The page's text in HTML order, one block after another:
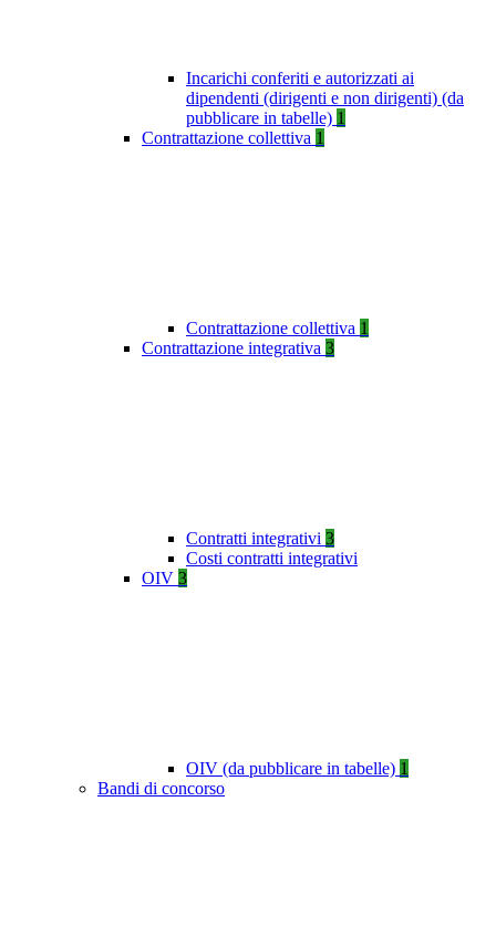
Incarichi conferiti e autorizzati ai
dipendenti (dirigenti e non dirigenti) (da
pubblicare in tabelle) 1
Contrattazione collettiva 1
Contrattazione collettiva 1
Contrattazione integrativa 3
Contratti integrativi 3
Costi contratti integrativi
OIV 3
OIV (da pubblicare in tabelle) 1
Bandi di concorso